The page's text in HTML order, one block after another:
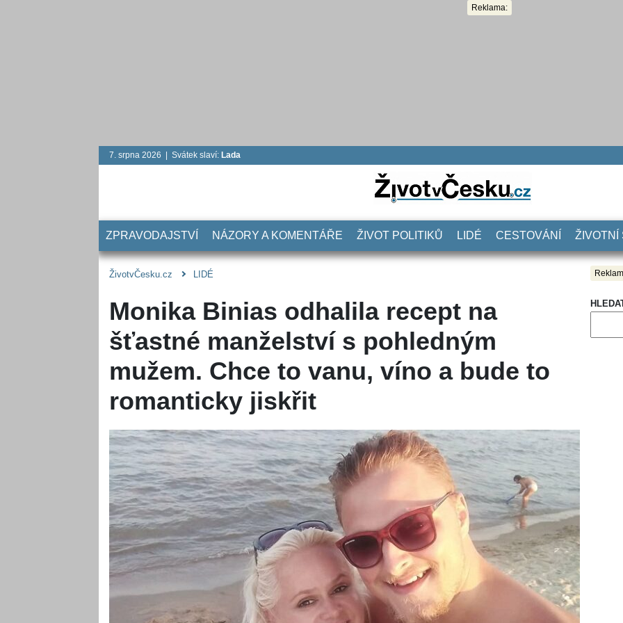
Reklama:
7. srpna 2026 | Svátek slaví: Lada
ZPRAVODAJSTVÍ NÁZORY A KOMENTÁŘE ŽIVOT POLITIKŮ LIDÉ CESTOVÁNÍ ŽIVOTNÍ
ŽivotvČesku.cz LIDÉ
Monika Binias odhalila recept na
šťastné manželství s pohledným
mužem. Chce to vanu, víno a bude to
romanticky jiskřit